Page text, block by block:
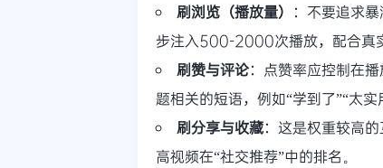
刷浏览（播放量）
：不要追求
步注入500-2000次播放，配合真
刷赞与评论：点赞率应控制在
题相关的短语，例如“学到了”“太实
刷分享与收藏：这是权重较高
高视频在“社交推荐”中的排名。